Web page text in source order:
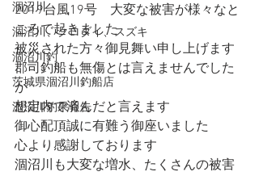
涸沼川
涸沼川、クロダイ、スズキ
涸沼川釣
茨城県涸沼川釣船店
涸沼川釣果報告
2019台風19号　大変な被害が様々なと
ころで起きました
被災された方々御見舞い申し上げます
郡司釣船も無傷とは言えませんでした
が
想定内で済んだと言えます
御心配頂誠に有難う御座いました
心より感謝しております
涸沼川も大変な増水、たくさんの被害